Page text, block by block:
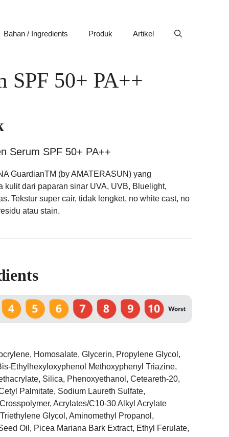
Bahan / Ingredients Produk Artikel
SPF 50+ PA++
Serum SPF 50+ PA++
GuardianTM (by AMATERASUN) yang
kulit dari paparan sinar UVA, UVB, Bluelight,
Tekstur super cair, tidak lengket, no white cast, no
atau stain.
Homosalate, Glycerin, Propylene Glycol,
Ethylhexyloxyphenol Methoxyphenyl Triazine,
Silica, Phenoxyethanol, Ceteareth-20,
Palmitate, Sodium Laureth Sulfate,
Acrylates/C10-30 Alkyl Acrylate
Glycol, Aminomethyl Propanol,
Oil, Picea Mariana Bark Extract, Ethyl Ferulate,